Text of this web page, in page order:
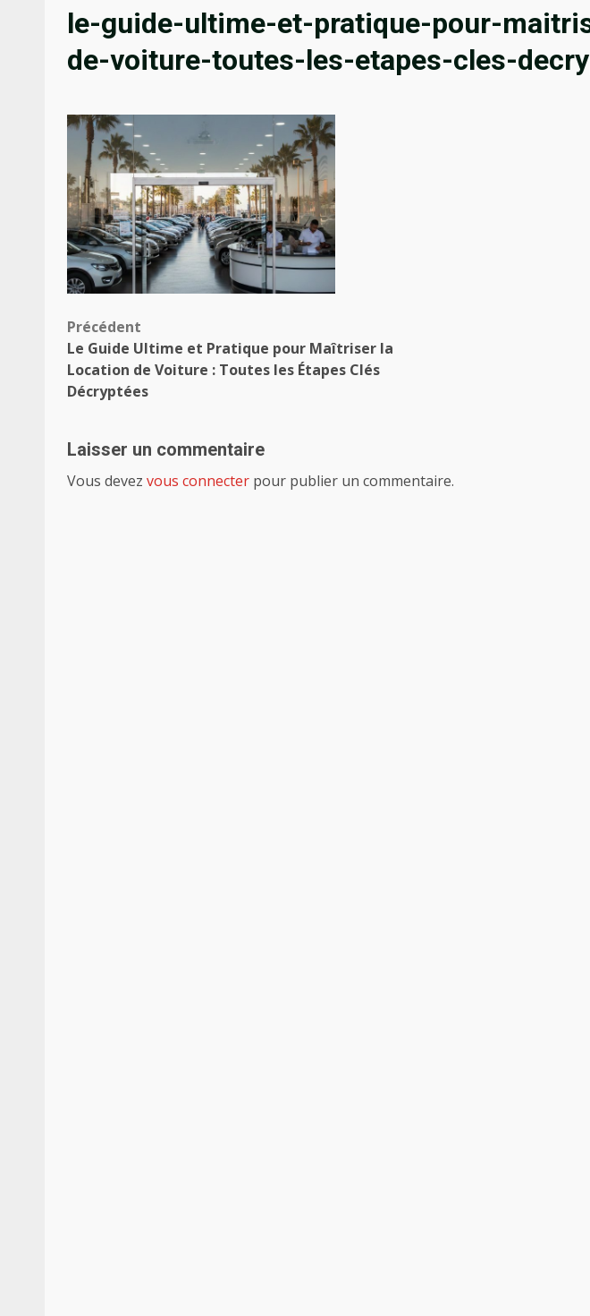
le-guide-ultime-et-pratique-pour-
de-voiture-toutes-les-etapes-cles-
Navigation
d’article
Précédent
Le Guide Ultime et Pratique pour Maîtriser la
Location de Voiture : Toutes les Étapes Clés
Décryptées
Laisser un commentaire
Vous devez vous connecter pour publier un commentaire.